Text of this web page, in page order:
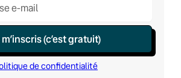
m’inscris (c’est gratuit)
de confidentialité